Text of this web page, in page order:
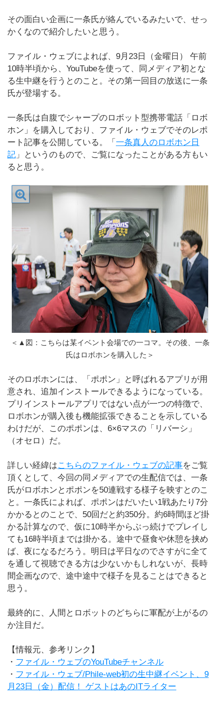
その面白い企画に一条氏が絡んでいるみたいで、せっ
かくなので紹介したいと思う。
ファイル・ウェブによれば、9月23日（金曜日） 午前
10時半頃から、YouTubeを使って、同メディア初とな
る生中継を行うとのこと。その第一回目の放送に一条
氏が登場する。
一条氏は自腹でシャープのロボット型携帯電話「ロボ
ホン」を購入しており、ファイル・ウェブでそのレポ
ート記事を公開している。「 一条真人のロボホン日
記 」というのもので、ご覧になったことがある方もい
ると思う。
＜▲図：こちらは某イベント会場での一コマ。その後、一条
氏はロボホンを購入した＞
そのロボホンには、「ポポン」と呼ばれるアプリが用
意され、追加インストールできるようになっている。
プリインストールアプリではない点が一つの特徴で、
ロボホンが購入後も機能拡張できることを示している
わけだが、このポポンは、6×6マスの「リバーシ」
（オセロ）だ。
詳しい経緯はこちらのファイル・ウェブの記事をご覧
頂くとして、今回の同メディアでの生配信では、一条
氏がロボホンとポポンを50連戦する様子を映すとのこ
と。一条氏によれば、ポポンはだいたい1戦あたり7分
かかるとのことで、50回だと約350分。約6時間ほど掛
かる計算なので、仮に10時半からぶっ続けでプレイし
ても16時半頃までは掛かる。途中で昼食や休憩を挟め
ば、夜になるだろう。明日は平日なのでさすがに全て
を通して視聴できる方は少ないかもしれないが、長時
間企画なので、途中途中で様子を見ることはできると
思う。
最終的に、人間とロボットのどちらに軍配が上がるの
か注目だ。
【情報元、参考リンク】
・ ファイル・ウェブのYouTubeチャンネル
・ ファイル・ウェブ/Phile-web初の生中継イベント、9
月23日（金）配信！ ゲストはあのITライター